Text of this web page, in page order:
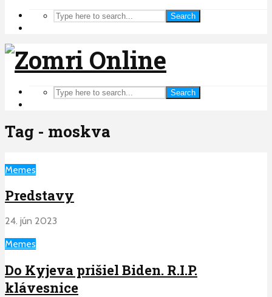
Search
Search
Tag - moskva
Memes
Predstavy
24. jún 2023
Memes
Do Kyjeva prišiel Biden. R.I.P.
klávesnice